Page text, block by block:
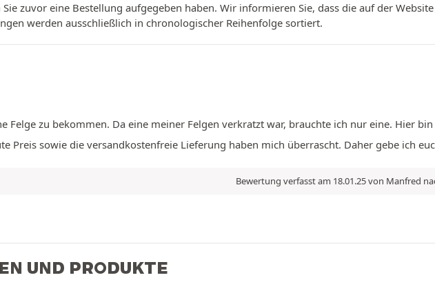
zuvor eine Bestellung aufgegeben haben. Wir informieren Sie, dass die auf der
werden ausschließlich in chronologischer Reihenfolge sortiert.
Felge zu bekommen. Da eine meiner Felgen verkratzt war, brauchte ich nur eine. Hier
Preis sowie die versandkostenfreie Lieferung haben mich überrascht. Daher gebe ich
Bewertung verfasst am 18.01.25 von Manfred
UND PRODUKTE